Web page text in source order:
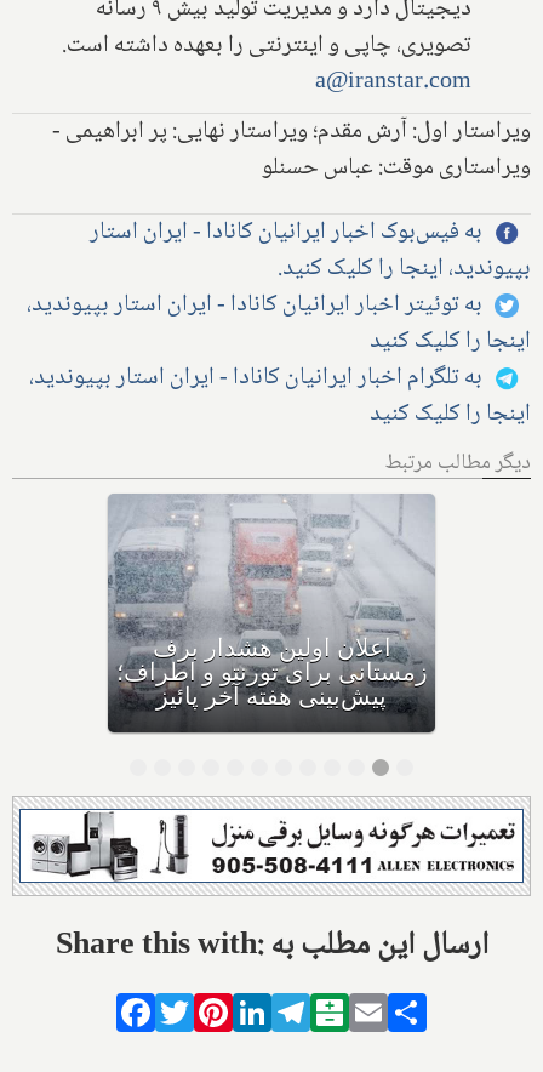
دیجیتال دارد و مدیریت تولید بیش ۹ رسانه
تصویری، چاپی و اینترنتی را بعهده داشته است.
a@iranstar.com
ویراستار اول: آرش مقدم؛ ویراستار نهایی: پر ابراهیمی -
ویراستاری موقت: عباس حسنلو
به فیس‌بوک اخبار ایرانیان کانادا - ایران استار
بپیوندید، اینجا را کلیک کنید.
به توئیتر اخبار ایرانیان کانادا - ایران استار بپیوندید،
اینجا را کلیک کنید
به تلگرام اخبار ایرانیان کانادا - ایران استار بپیوندید،
اینجا را کلیک کنید
دیگر مطالب مرتبط
اولین بارش برف سنگین
زمستانی، مونترال و شرق
کانادا را در نوردید
Share this with: ارسال این مطلب به
Facebook
TwitterPinterestLinkedIn
Telegram
Balatarin
Email